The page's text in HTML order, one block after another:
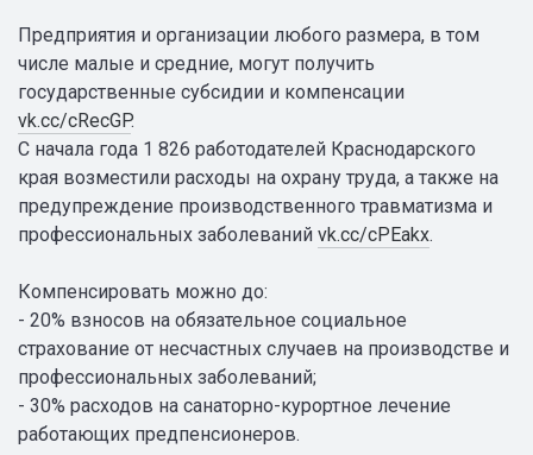
Предприятия и организации любого размера, в том
числе малые и средние, могут получить
государственные субсидии и компенсации
vk.cc/cRecGP.
С начала года 1 826 работодателей Краснодарского
края возместили расходы на охрану труда, а также на
предупреждение производственного травматизма и
профессиональных заболеваний vk.cc/cPEakx.
Компенсировать можно до:
- 20% взносов на обязательное социальное
страхование от несчастных случаев на производстве и
профессиональных заболеваний;
- 30% расходов на санаторно-курортное лечение
работающих предпенсионеров.